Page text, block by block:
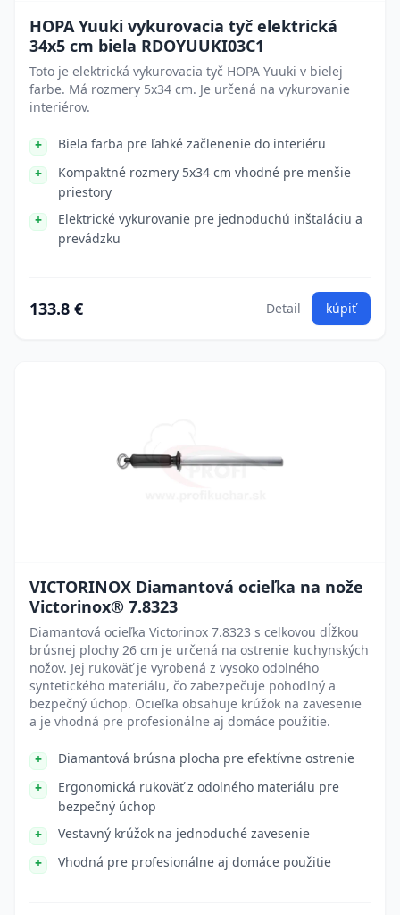
HOPA Yuuki vykurovacia tyč elektrická
34x5 cm biela RDOYUUKI03C1
Toto je elektrická vykurovacia tyč HOPA Yuuki v bielej
farbe. Má rozmery 5x34 cm. Je určená na vykurovanie
interiérov.
Biela farba pre ľahké začlenenie do interiéru
Kompaktné rozmery 5x34 cm vhodné pre menšie
priestory
Elektrické vykurovanie pre jednoduchú inštaláciu a
prevádzku
133.8 € Detail kúpiť
VICTORINOX Diamantová ocieľka na nože
Victorinox® 7.8323
Diamantová ocieľka Victorinox 7.8323 s celkovou dĺžkou
brúsnej plochy 26 cm je určená na ostrenie kuchynských
nožov. Jej rukoväť je vyrobená z vysoko odolného
syntetického materiálu, čo zabezpečuje pohodlný a
bezpečný úchop. Ocieľka obsahuje krúžok na zavesenie
a je vhodná pre profesionálne aj domáce použitie.
Diamantová brúsna plocha pre efektívne ostrenie
Ergonomická rukoväť z odolného materiálu pre
bezpečný úchop
Vestavný krúžok na jednoduché zavesenie
Vhodná pre profesionálne aj domáce použitie